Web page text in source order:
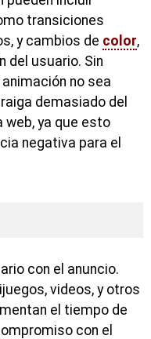
transiciones
y cambios de color,
del usuario. Sin
no sea
demasiado del
web, ya que esto
negativa para el
con el anuncio.
videos, y otros
el tiempo de
con el